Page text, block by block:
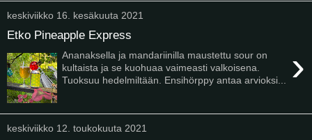
keskiviikko 16. kesäkuuta 2021
Etko Pineapple Express
›
Ananaksella ja mandariinilla maustettu sour on
kultaista ja se kuohuaa vaimeasti valkoisena.
Tuoksuu hedelmiltään. Ensihörppy antaa arvioksi...
keskiviikko 12. toukokuuta 2021